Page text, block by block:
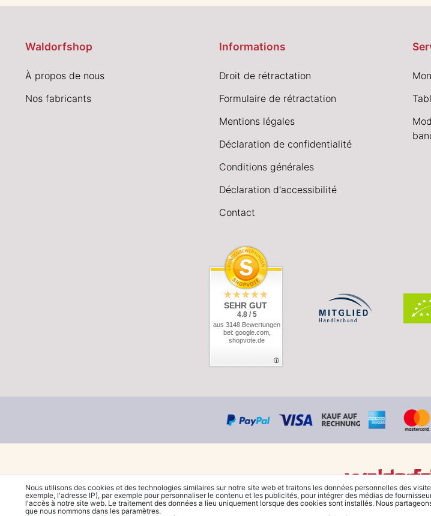
Waldorfshop
À propos de nous
Nos fabricants
Informations
Droit de rétractation
Formulaire de rétractation
Mentions légales
Déclaration de confidentialité
Conditions générales
Déclaration d'accessibilité
Contact
SEHR GUT
4.8 / 5
aus 3148 Bewertungen
bei: google.com,
shopvote.de
© Copyright 2026 Waldorfshop|
Nous utilisons des cookies et des technologies similaires sur notre site web et traitons les données personnelles des
exemple, l'adresse IP), par exemple pour personnaliser le contenu et les publicités, pour intégrer des médias de
l'accès à notre site web. Le traitement des données a lieu uniquement lorsque des cookies sont installés. Nous
que nous nommons dans les paramètres.